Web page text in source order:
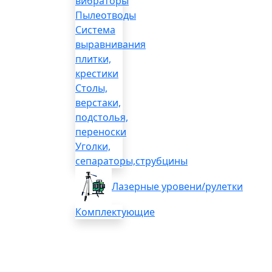
Пылеотводы
Система
выравнивания
плитки,
крестики
Столы,
верстаки,
подстолья,
переноски
Уголки,
сепараторы,струбцины
Лазерные уровени/рулетки
Комплектующие